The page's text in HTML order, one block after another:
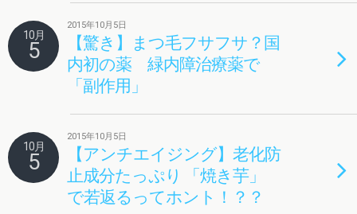
10月
5
2015年10月5日
【驚き】まつ毛フサフサ？国
内初の薬 緑内障治療薬で
「副作用」
10月
5
2015年10月5日
【アンチエイジング】老化防
止成分たっぷり 「焼き芋」
で若返るってホント！？？